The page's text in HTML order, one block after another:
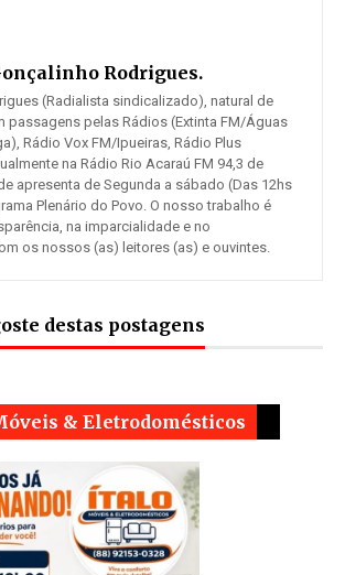
Rodrigues.
(Radialista sindicalizado), natural de
passagens pelas Rádios (Extinta FM/Águas
Rádio Vox FM/Ipueiras, Rádio Plus
na Rádio Rio Acaraú FM 94,3 de
apresenta de Segunda a sábado (Das 12hs
Plenário do Povo. O nosso trabalho é
na imparcialidade e no
os nossos (as) leitores (as) e ouvintes.
destas postagens
& Eletrodomésticos